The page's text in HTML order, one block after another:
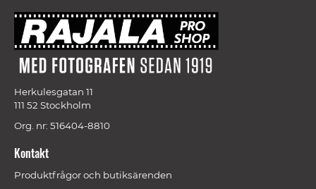
Herkulesgatan 11
111 52 Stockholm
Org. nr: 516404-8810
Kontakt
Produktfrågor och butiksärenden